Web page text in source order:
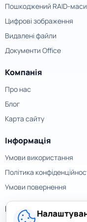
Пошкоджений RAID-
Цифрові зображення
Видалені файли
Документи Office
Компанія
Про нас
Блог
Карта сайту
Інформація
Умови використання
Політика
Умови повернення
Контакти